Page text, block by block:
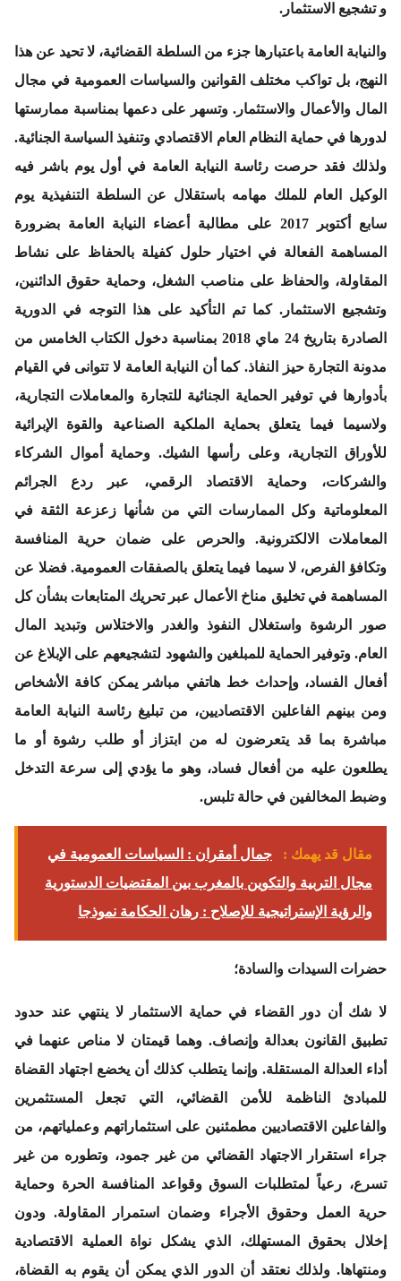
و تشجيع الاستثمار.
والنيابة العامة باعتبارها جزء من السلطة القضائية، لا تحيد عن هذا
النهج، بل تواكب مختلف القوانين والسياسات العمومية في مجال
المال والأعمال والاستثمار. وتسهر على دعمها بمناسبة ممارستها
لدورها في حماية النظام العام الاقتصادي وتنفيذ السياسة الجنائية.
ولذلك فقد حرصت رئاسة النيابة العامة في أول يوم باشر فيه
الوكيل العام للملك مهامه باستقلال عن السلطة التنفيذية يوم
سابع أكتوبر 2017 على مطالبة أعضاء النيابة العامة بضرورة
المساهمة الفعالة في اختيار حلول كفيلة بالحفاظ على نشاط
المقاولة، والحفاظ على مناصب الشغل، وحماية حقوق الدائنين،
وتشجيع الاستثمار. كما تم التأكيد على هذا التوجه في الدورية
الصادرة بتاريخ 24 ماي 2018 بمناسبة دخول الكتاب الخامس من
مدونة التجارة حيز النفاذ. كما أن النيابة العامة لا تتوانى في القيام
بأدوارها في توفير الحماية الجنائية للتجارة والمعاملات التجارية،
ولاسيما فيما يتعلق بحماية الملكية الصناعية والقوة الإبرائية
للأوراق التجارية، وعلى رأسها الشيك. وحماية أموال الشركاء
والشركات، وحماية الاقتصاد الرقمي، عبر ردع الجرائم
المعلوماتية وكل الممارسات التي من شأنها زعزعة الثقة في
المعاملات الالكترونية. والحرص على ضمان حرية المنافسة
وتكافؤ الفرص، لا سيما فيما يتعلق بالصفقات العمومية. فضلا عن
المساهمة في تخليق مناخ الأعمال عبر تحريك المتابعات بشأن كل
صور الرشوة واستغلال النفوذ والغدر والاختلاس وتبديد المال
العام. وتوفير الحماية للمبلغين والشهود لتشجيعهم على الإبلاغ عن
أفعال الفساد، وإحداث خط هاتفي مباشر يمكن كافة الأشخاص
ومن بينهم الفاعلين الاقتصاديين، من تبليغ رئاسة النيابة العامة
مباشرة بما قد يتعرضون له من ابتزاز أو طلب رشوة أو ما
يطلعون عليه من أفعال فساد، وهو ما يؤدي إلى سرعة التدخل
وضبط المخالفين في حالة تلبس.
مقال قد يهمك :
جمال أمقران : السياسات العمومية في
مجال التربية والتكوين بالمغرب بين المقتضيات الدستورية
والرؤية الإستراتيجية للإصلاح : رهان الحكامة نموذجا
حضرات السيدات والسادة؛
لا شك أن دور القضاء في حماية الاستثمار لا ينتهي عند حدود
تطبيق القانون بعدالة وإنصاف. وهما قيمتان لا مناص عنهما في
أداء العدالة المستقلة. وإنما يتطلب كذلك أن يخضع اجتهاد القضاة
للمبادئ الناظمة للأمن القضائي، التي تجعل المستثمرين
والفاعلين الاقتصاديين مطمئنين على استثماراتهم وعملياتهم، من
جراء استقرار الاجتهاد القضائي من غير جمود، وتطوره من غير
تسرع، رعياً لمتطلبات السوق وقواعد المنافسة الحرة وحماية
حرية العمل وحقوق الأجراء وضمان استمرار المقاولة. ودون
إخلال بحقوق المستهلك، الذي يشكل نواة العملية الاقتصادية
ومنتهاها. ولذلك نعتقد أن الدور الذي يمكن أن يقوم به القضاة،